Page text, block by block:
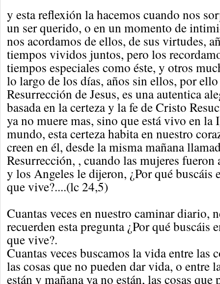
y esta reflexión la hacemos cuando nos
un ser querido, o en un momento de
nos acordamos de ellos, de sus virtudes,
tiempos vividos juntos, pero los
tiempos especiales como éste, y otros
lo largo de los días, años sin ellos, por
Resurrección de Jesus, es una autentica
basada en la certeza y la fe de Cristo
ya no muere mas, sino que está vivo en la
mundo, esta certeza habita en nuestro
creen en él, desde la misma mañana
Resurrección, , cuando las mujeres
y los Angeles le dijeron, ¿Por qué buscáis
que vive?....(lc 24,5)
Cuantas veces en nuestro caminar diario,
recuerden esta pregunta ¿Por qué buscáis
que vive?.
Cuantas veces buscamos la vida entre las
las cosas que no pueden dar vida, o entre
están y mañana ya no están, las cosas que